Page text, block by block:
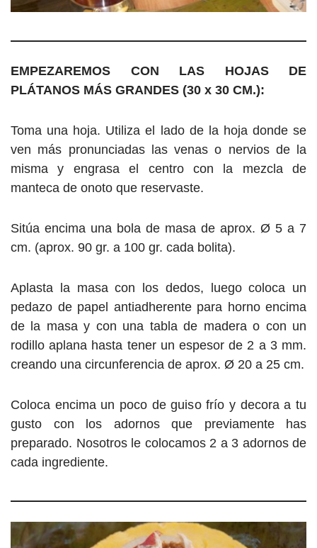
EMPEZAREMOS CON LAS HOJAS DE
PLÁTANOS MÁS GRANDES (30 x 30 CM.):
Toma una hoja. Utiliza el lado de la hoja donde se
ven más pronunciadas las venas o nervios de la
misma y engrasa el centro con la mezcla de
manteca de onoto que reservaste.
Sitúa encima una bola de masa de aprox. Ø 5 a 7
cm. (aprox. 90 gr. a 100 gr. cada bolita).
Aplasta la masa con los dedos, luego coloca un
pedazo de papel antiadherente para horno encima
de la masa y con una tabla de madera o con un
rodillo aplana hasta tener un espesor de 2 a 3 mm.
creando una circunferencia de aprox. Ø 20 a 25 cm.
Coloca encima un poco de guiso frío y decora a tu
gusto con los adornos que previamente has
preparado. Nosotros le colocamos 2 a 3 adornos de
cada ingrediente.